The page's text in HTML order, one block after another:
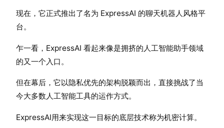
现在，它正式推出了名为 ExpressAI 的聊天机器人风格平
台。
乍一看，ExpressAI 看起来像是拥挤的人工智能助手领域
的又一个入口。
但在幕后，它以隐私优先的架构脱颖而出，直接挑战了当
今大多数人工智能工具的运作方式。
ExpressAI用来实现这一目标的底层技术称为机密计算。